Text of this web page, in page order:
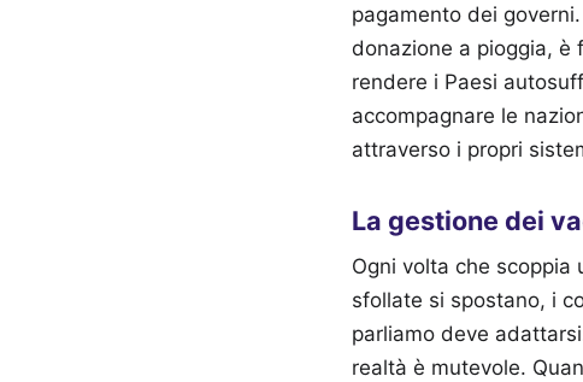
pagamento dei
donazione a pioggia, è
rendere i Paesi
accompagnare le
attraverso i propri
La gestione dei
Ogni volta che scoppia
sfollate si spostano, i
parliamo deve
realtà è mutevole.